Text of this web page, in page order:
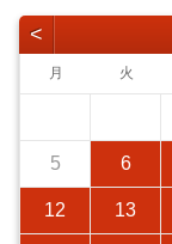
<
月 火
5 6
12 13